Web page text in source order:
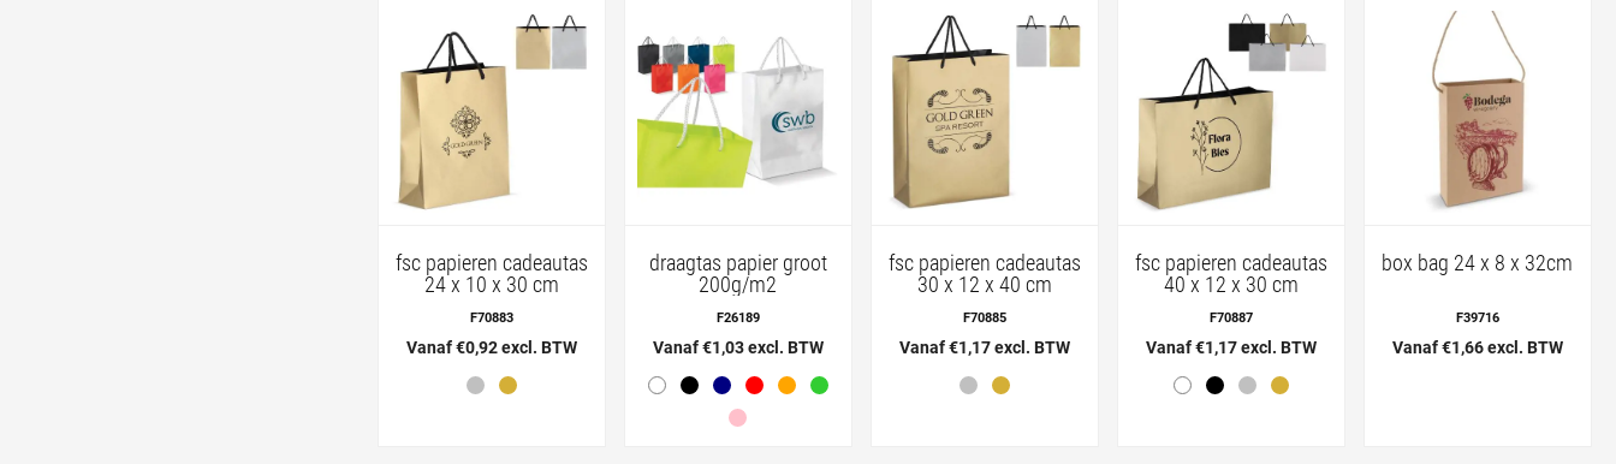
fsc papieren cadeautas
24 x 10 x 30 cm
F70883
Vanaf €0,92 excl. BTW
draagtas papier groot
200g/m2
F26189
Vanaf €1,03 excl. BTW
fsc papieren cadeautas
30 x 12 x 40 cm
F70885
Vanaf €1,17 excl. BTW
fsc papieren cadeautas
40 x 12 x 30 cm
F70887
Vanaf €1,17 excl. BTW
box bag 24 x 8 x 32cm
F39716
Vanaf €1,66 excl. BTW